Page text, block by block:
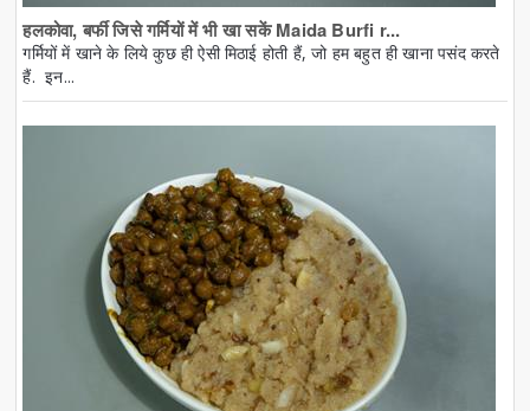
हलकोवा, बर्फी जिसे गर्मियों में भी खा सकें Maida Burfi r...
गर्मियों में खाने के लिये कुछ ही ऐसी मिठाई होती हैं, जो हम बहुत ही खाना पसंद करते
हैं. इन...